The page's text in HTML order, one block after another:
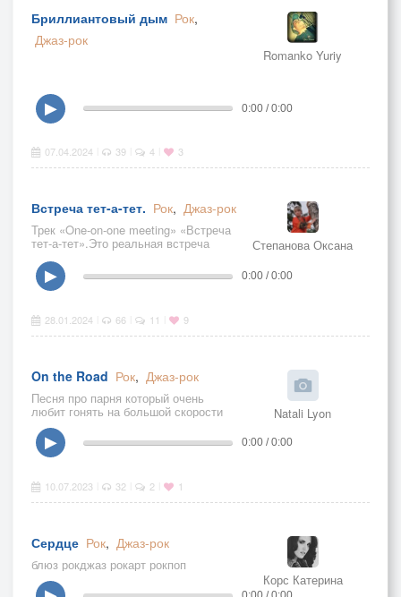
Бриллиантовый дым Рок,
Джаз-рок
"Эфемерность" 2021 года.
Послушать альбом полностью и
скачать можно здесь:
Romanko Yuriy
▶ 0:00 / 0:00
07.04.2024 39 4 3
Встреча тет-а-тет. Рок, Джаз-рок
Трек «One-on-one meeting» «Встреча
тет-а-тет».Это реальная встреча
встреча после долгой разлуки,
искра, вспыхнувшая с новой силой!
Степанова Оксана
▶ 0:00 / 0:00
28.01.2024 66 11 9
On the Road Рок, Джаз-рок
Песня про парня который очень
любит гонять на большой скорости Natali Lyon
▶ 0:00 / 0:00
10.07.2023 32 2 1
Сердце Рок, Джаз-рок
блюз рокджаз рокарт рокпоп
Корс Катерина